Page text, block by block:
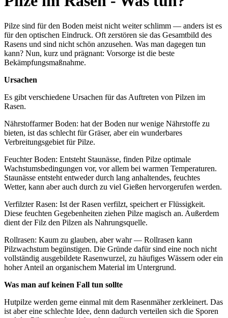
Pilze sind für den Boden meist nicht weiter schlimm — anders ist es
für den optischen Eindruck. Oft zerstören sie das Gesamtbild des
Rasens und sind nicht schön anzusehen. Was man dagegen tun
kann? Nun, kurz und prägnant: Vorsorge ist die beste
Bekämpfungsmaßnahme.
Ursachen
Es gibt verschiedene Ursachen für das Auftreten von Pilzen im
Rasen.
Nährstoffarmer Boden: hat der Boden nur wenige Nährstoffe zu
bieten, ist das schlecht für Gräser, aber ein wunderbares
Verbreitungsgebiet für Pilze.
Feuchter Boden: Entsteht Staunässe, finden Pilze optimale
Wachstumsbedingungen vor, vor allem bei warmen Temperaturen.
Staunässe entsteht entweder durch lang anhaltendes, feuchtes
Wetter, kann aber auch durch zu viel Gießen hervorgerufen werden.
Verfilzter Rasen: Ist der Rasen verfilzt, speichert er Flüssigkeit.
Diese feuchten Gegebenheiten ziehen Pilze magisch an. Außerdem
dient der Filz den Pilzen als Nahrungsquelle.
Rollrasen: Kaum zu glauben, aber wahr — Rollrasen kann
Pilzwachstum begünstigen. Die Gründe dafür sind eine noch nicht
vollständig ausgebildete Rasenwurzel, zu häufiges Wässern oder ein
hoher Anteil an organischem Material im Untergrund.
Was man auf keinen Fall tun sollte
Hutpilze werden gerne einmal mit dem Rasenmäher zerkleinert. Das
ist aber eine schlechte Idee, denn dadurch verteilen sich die Sporen